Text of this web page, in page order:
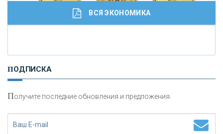
И
сохранения и увеличения капитала
ВСЯ ЭКОНОМИКА
ПОДПИСКА
Получите последние обновления и предложения.